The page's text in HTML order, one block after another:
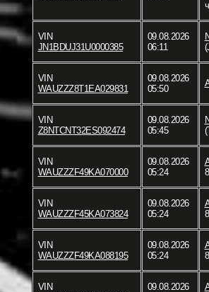
VIN
JN1BDUJ31U0000385
09.08.2026
06:11
VIN
WAUZZZ8T1EA029831
09.08.2026
05:50
VIN
Z8NTCNT32ES092474
09.08.2026
05:45
VIN
WAUZZZF49KA070000
09.08.2026
05:24
VIN
WAUZZZF45KA073824
09.08.2026
05:24
VIN
WAUZZZF49KA088195
09.08.2026
05:24
VIN
09.08.2026